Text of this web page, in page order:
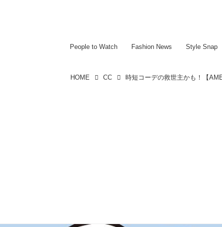
People to Watch Fashion News Style Snap
HOME CC